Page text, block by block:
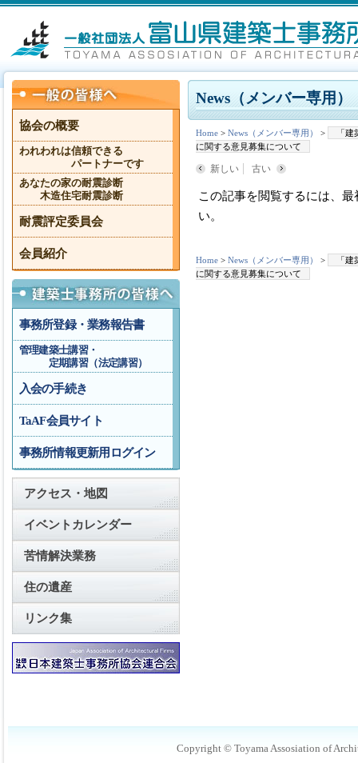
News（メンバー専用）
Home > News（メンバー専用） >
「
に関する意見募集について
新しい 古い
この記事を閲覧するには、
い。
Home > News（メンバー専用） >
「
に関する意見募集について
協会の概要
われわれは信頼できる
パートナーです
あなたの家の耐震診断
木造住宅耐震診断
耐震評定委員会
会員紹介
事務所登録・業務報告書
管理建築士講習・
定期講習（法定講習）
入会の手続き
TaAF会員サイト
事務所情報更新用ログイン
アクセス・地図
イベントカレンダー
苦情解決業務
住の遺産
リンク集
Copyright © Toyama Assosiation of